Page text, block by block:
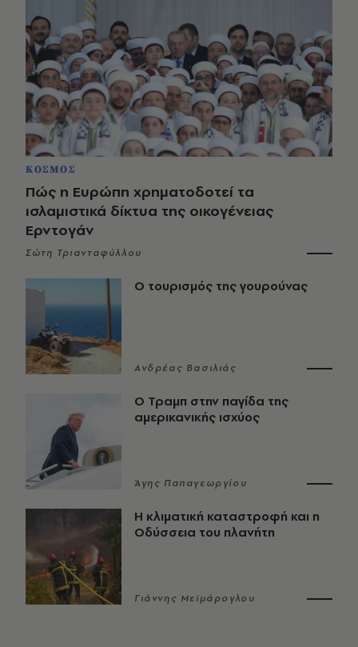
ΚΟΣΜΟΣ
Πώς η Ευρώπη χρηματοδοτεί τα
ισλαμιστικά δίκτυα της οικογένειας
Ερντογάν
Σώτη Τριανταφύλλου
Ο τουρισμός της γουρούνας
Ανδρέας Βασιλιάς
Ο Τραμπ στην παγίδα της
αμερικανικής ισχύος
Άγης Παπαγεωργίου
Η κλιματική καταστροφή και η
Οδύσσεια του πλανήτη
Γιάννης Μεϊμάρογλου